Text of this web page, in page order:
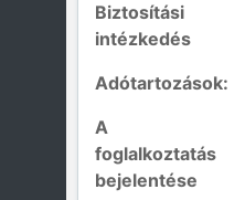
Biztosítási
intézkedés
Adótartozások:
A
foglalkoztatás
bejelentése